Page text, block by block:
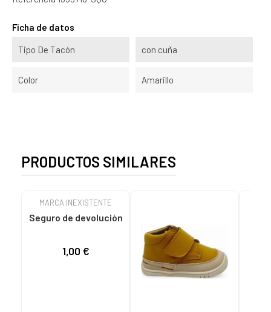
Ficha de datos
Tipo De Tacón con cuña
Color Amarillo
PRODUCTOS SIMILARES
MARCA INEXISTENTE
Seguro de devolución
1,00 €